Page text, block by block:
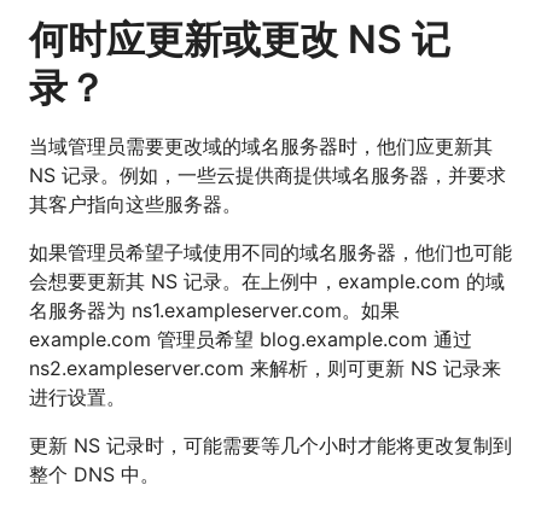
何时应更新或更改 NS 记
录？
当域管理员需要更改域的域名服务器时，他们应更新其
NS 记录。例如，一些云提供商提供域名服务器，并要求
其客户指向这些服务器。
如果管理员希望子域使用不同的域名服务器，他们也可能
会想要更新其 NS 记录。在上例中，example.com 的域
名服务器为 ns1.exampleserver.com。如果
example.com 管理员希望 blog.example.com 通过
ns2.exampleserver.com 来解析，则可更新 NS 记录来
进行设置。
更新 NS 记录时，可能需要等几个小时才能将更改复制到
整个 DNS 中。